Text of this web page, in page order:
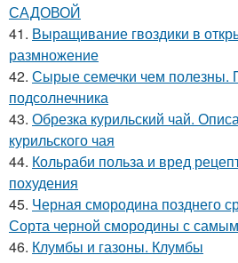
САДОВОЙ
41. Выращивание гвоздики в
размножение
42. Сырые семечки чем полезны.
подсолнечника
43. Обрезка курильский чай.
курильского чая
44. Кольраби польза и вред
похудения
45. Черная смородина позднего
Сорта черной смородины с
46. Клумбы и газоны. Клумбы